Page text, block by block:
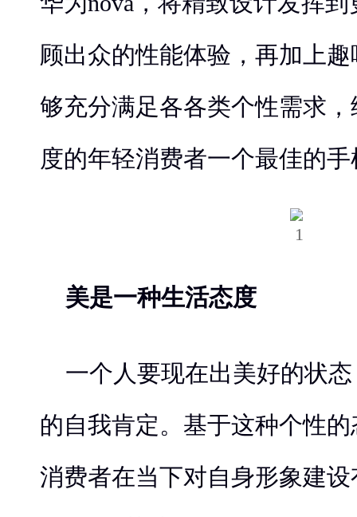
顾出众的性能体验，再加上
够充分满足各各类个性需求
度的年轻消费者一个最佳的
美是一种生活态度
一个人要现在出美好的状
的自我肯定。基于这种个性
消费者在当下对自身形象建